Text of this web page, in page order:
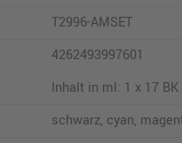
T2996-AMSET
4262493997601
Inhalt in ml: 1 x 17 BK
schwarz, cyan,